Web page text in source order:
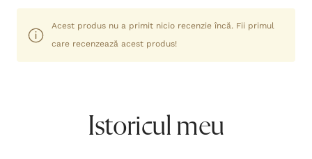
Acest produs nu a primit nicio recenzie încă. Fii primul
care recenzează acest produs!
Istoricul meu